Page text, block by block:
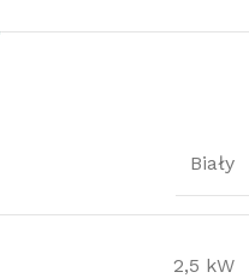
Biały
2,5 kW